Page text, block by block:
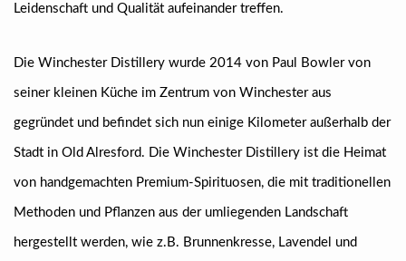
Leidenschaft und Qualität aufeinander treffen.
Die Winchester Distillery wurde 2014 von Paul Bowler von
seiner kleinen Küche im Zentrum von Winchester aus
gegründet und befindet sich nun einige Kilometer außerhalb der
Stadt in Old Alresford. Die Winchester Distillery ist die Heimat
von handgemachten Premium-Spirituosen, die mit traditionellen
Methoden und Pflanzen aus der umliegenden Landschaft
hergestellt werden, wie z.B. Brunnenkresse, Lavendel und